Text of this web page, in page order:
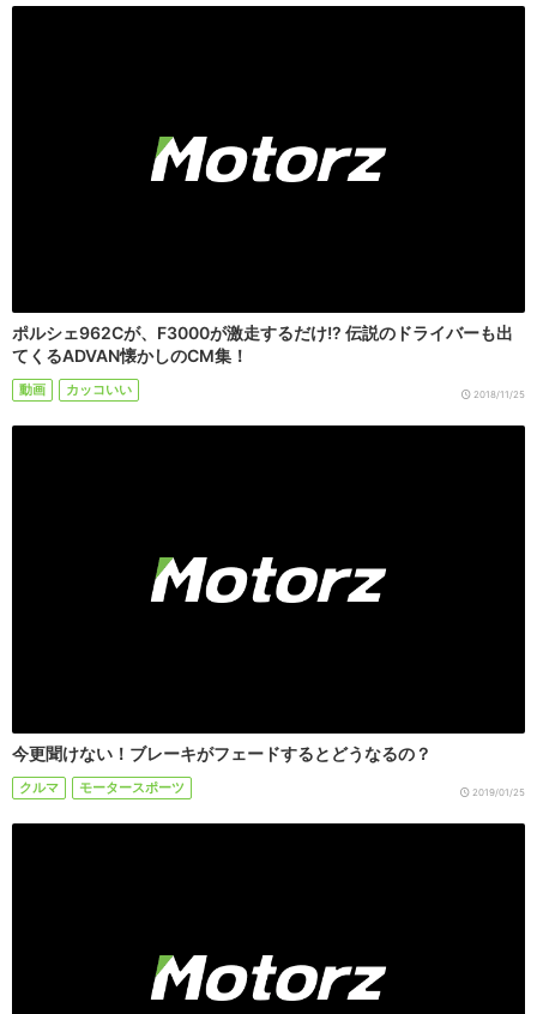
ポルシェ962Cが、F3000が激走するだけ!? 伝説のドライバーも出
てくるADVAN懐かしのCM集！
動画 カッコいい 2018/11/25
今更聞けない！ブレーキがフェードするとどうなるの？
クルマ モータースポーツ 2019/01/25